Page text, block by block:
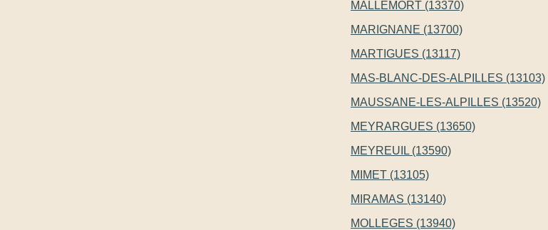
MALLEMORT (13370)
MARIGNANE (13700)
MARTIGUES (13117)
MAS-BLANC-DES-ALPILLES (13103)
MAUSSANE-LES-ALPILLES (13520)
MEYRARGUES (13650)
MEYREUIL (13590)
MIMET (13105)
MIRAMAS (13140)
MOLLEGES (13940)